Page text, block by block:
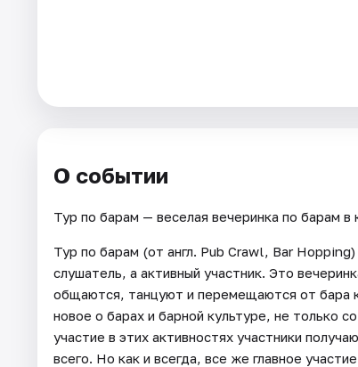
О событии
Тур по барам — веселая вечеринка по барам в
Тур по барам (от англ. Pub Crawl, Bar
слушатель, а активный участник. Это
общаются, танцуют и перемещаются от бара
новое о барах и барной культуре, не только
участие в этих активностях участники
всего. Но как и всегда, все же главное